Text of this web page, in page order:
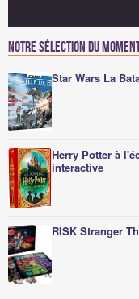
Notre sélection du
Star Wars La
Herry Potter à
interactive
RISK Stranger